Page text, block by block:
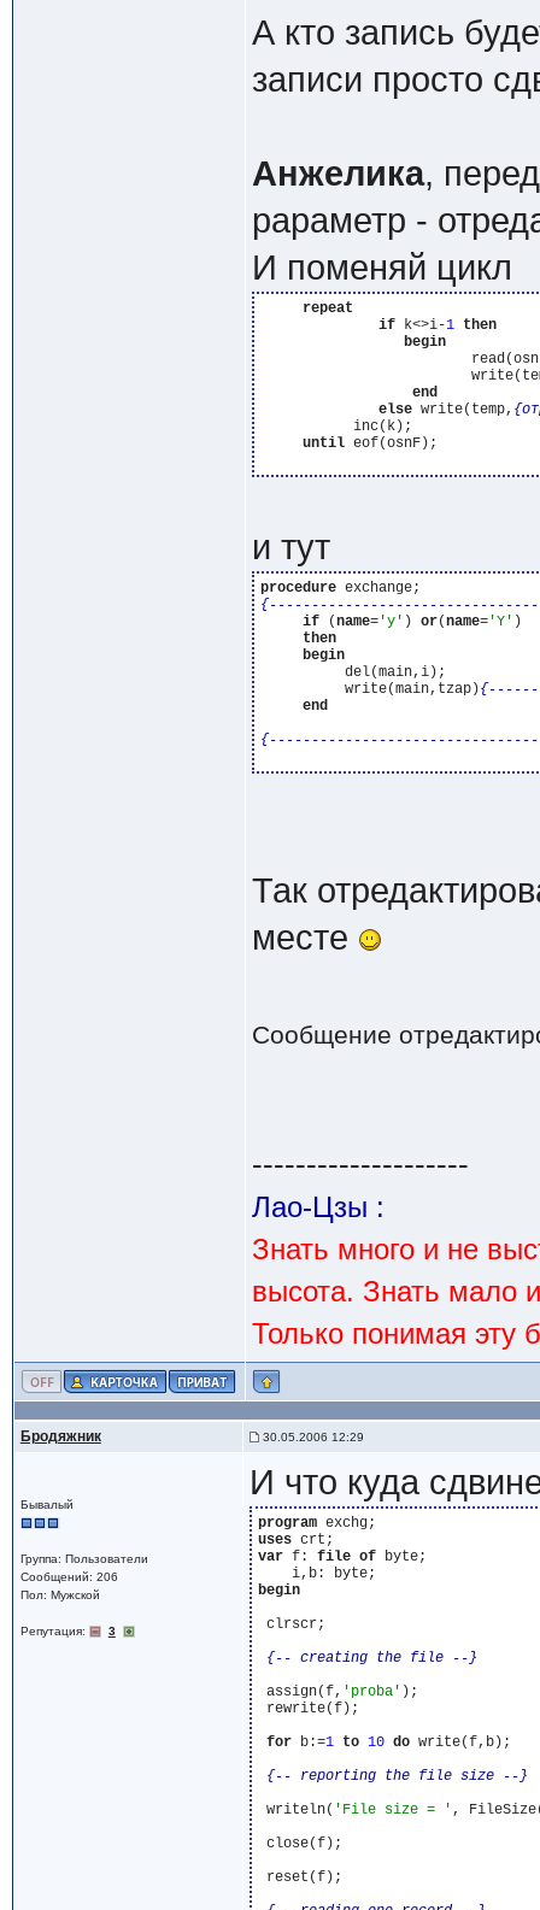
А кто запись
записи просто
Анжелика,
рараметр -
И поменяй цикл
repeat
if k<>i-1 then
begin
end
else write(temp,
           inc(k);
until eof(osnF);
и тут
procedure
if (name='y' ) or(name='Y' )
then
begin
          del(main,i);
          write(main,tzap)
{-------
end
Так
месте
Сообщение
--------------------
Лао-Цзы :
Знать много и не
высота. Знать мало
Только понимая эту
Бродяжник 30.05.2006 12:29
Бывалый
Группа: Пользователи
Сообщений: 206
Пол: Мужской
Репутация: 3
И что куда
program
uses
var f: file of byte;
begin
clrscr;
{-- creating the file --}
assign(f, 'proba' );
rewrite(f);
for b:=1 to 10 do write(f,b);
{-- reporting the file size --}
writeln( 'File size = ' ,
close(f);
reset(f);